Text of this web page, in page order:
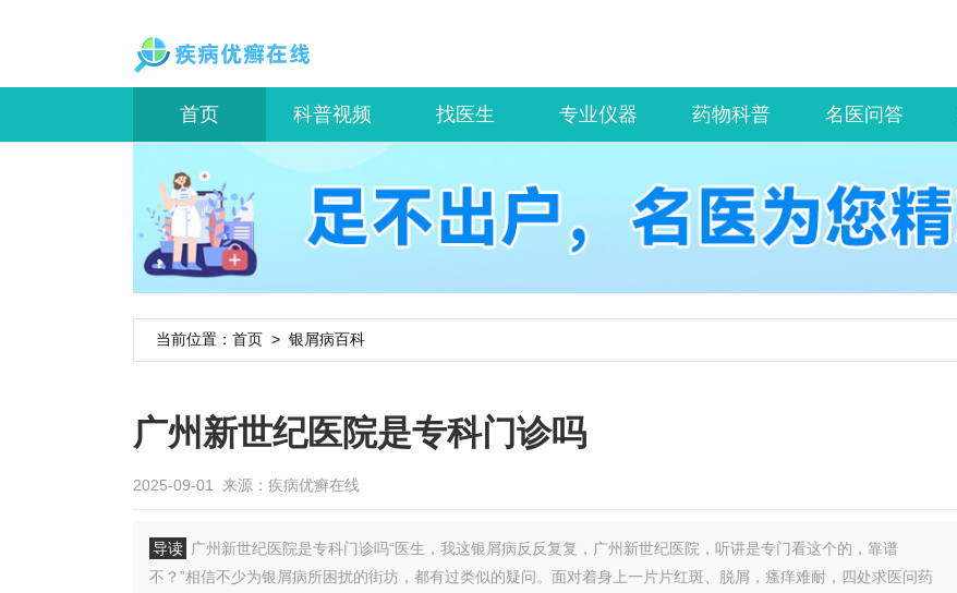
首页 科普视频 找医生 专业仪器 药物科普 名医问答
当前位置： 首页 > 银屑病百科
广州新世纪医院是专科门诊吗
2025-09-01 来源： 疾病优癣在线
导读 广州新世纪医院是专科门诊吗“医生，我这银屑病反反复复，广州新世纪医院，听讲是专门看这个的，靠谱
不？”相信不少为银屑病所困扰的街坊，都有过类似的疑问。面对着身上一片片红斑、脱屑，瘙痒难耐，四处求医问药